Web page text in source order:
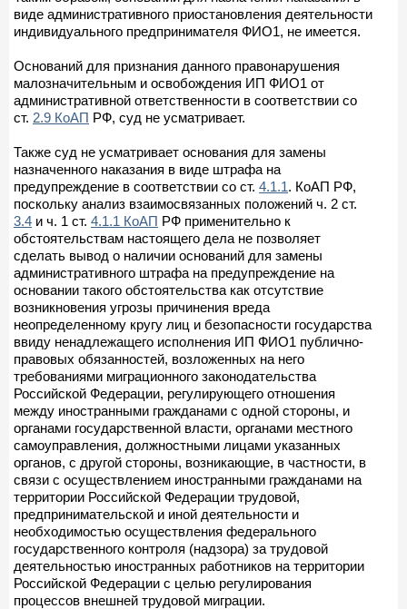
виде административного приостановления деятельности
индивидуального предпринимателя ФИО1, не имеется.
Оснований для признания данного правонарушения
малозначительным и освобождения ИП ФИО1 от
административной ответственности в соответствии со
ст. 2.9 КоАП РФ, суд не усматривает.
Также суд не усматривает основания для замены
назначенного наказания в виде штрафа на
предупреждение в соответствии со ст. 4.1.1. КоАП РФ,
поскольку анализ взаимосвязанных положений ч. 2 ст.
3.4 и ч. 1 ст. 4.1.1 КоАП РФ применительно к
обстоятельствам настоящего дела не позволяет
сделать вывод о наличии оснований для замены
административного штрафа на предупреждение на
основании такого обстоятельства как отсутствие
возникновения угрозы причинения вреда
неопределенному кругу лиц и безопасности государства
ввиду ненадлежащего исполнения ИП ФИО1 публично-
правовых обязанностей, возложенных на него
требованиями миграционного законодательства
Российской Федерации, регулирующего отношения
между иностранными гражданами с одной стороны, и
органами государственной власти, органами местного
самоуправления, должностными лицами указанных
органов, с другой стороны, возникающие, в частности, в
связи с осуществлением иностранными гражданами на
территории Российской Федерации трудовой,
предпринимательской и иной деятельности и
необходимостью осуществления федерального
государственного контроля (надзора) за трудовой
деятельностью иностранных работников на территории
Российской Федерации с целью регулирования
процессов внешней трудовой миграции.